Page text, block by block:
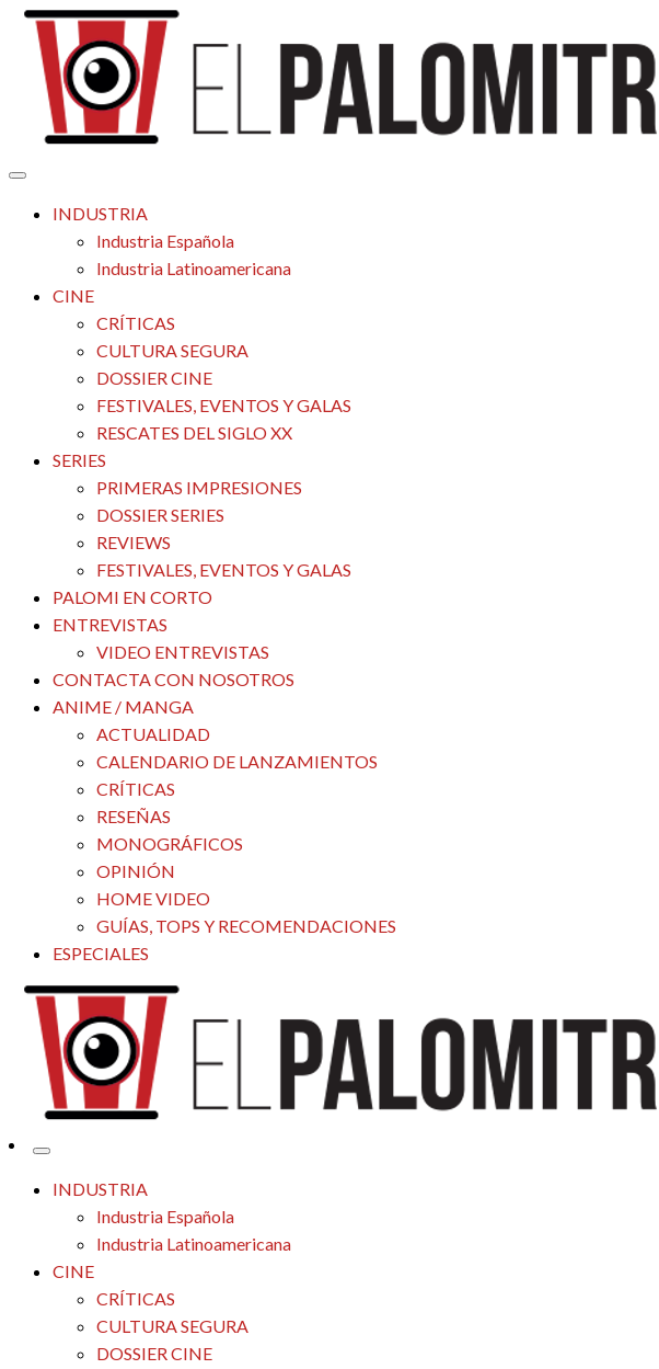
Saltar
contenido
El Palomitrón
Tu espacio de la industria de cine española y latinoamericana
INDUSTRIA
Industria Española
Industria Latinoamericana
CINE
CRÍTICAS
CULTURA SEGURA
DOSSIER CINE
FESTIVALES, EVENTOS Y GALAS
RESCATES DEL SIGLO XX
SERIES
PRIMERAS IMPRESIONES
DOSSIER SERIES
REVIEWS
FESTIVALES, EVENTOS Y GALAS
PALOMI EN CORTO
ENTREVISTAS
VIDEO ENTREVISTAS
CONTACTA CON NOSOTROS
ANIME / MANGA
ACTUALIDAD
CALENDARIO DE LANZAMIENTOS
CRÍTICAS
RESEÑAS
MONOGRÁFICOS
OPINIÓN
HOME VIDEO
GUÍAS, TOPS Y RECOMENDACIONES
ESPECIALES
El Palomitrón
Tu espacio de la industria de cine española y latinoamericana
INDUSTRIA
Industria Española
Industria Latinoamericana
CINE
CRÍTICAS
CULTURA SEGURA
DOSSIER CINE